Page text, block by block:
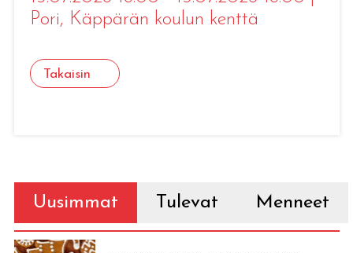
Pori, Käppärän koulun kenttä
Takaisin
Uusimmat Tulevat Menneet